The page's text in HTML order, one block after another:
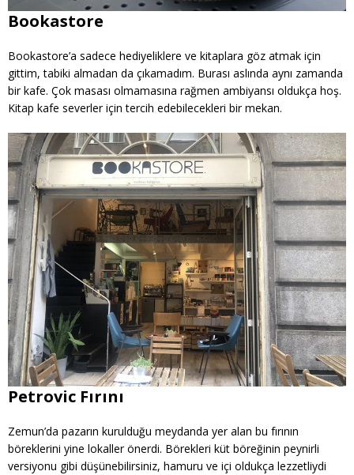
Bookastore
Bookastore’a sadece hediyeliklere ve kitaplara göz atmak için
gittim, tabiki almadan da çıkamadım. Burası aslında aynı zamanda
bir kafe. Çok masası olmamasına rağmen ambiyansı oldukça hoş.
Kitap kafe severler için tercih edebilecekleri bir mekan.
Petrovic Fırını
Zemun’da pazarın kurulduğu meydanda yer alan bu fırının
böreklerini yine lokaller önerdi. Börekleri küt böreğinin peynirli
versiyonu gibi düşünebilirsiniz, hamuru ve içi oldukça lezzetliydi